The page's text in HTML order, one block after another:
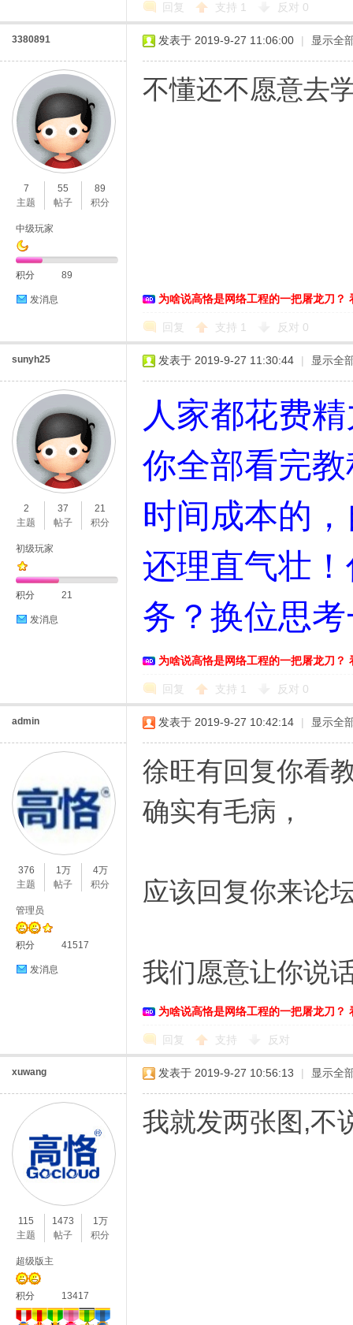
回复 支持 1 反对 0
3380891
7
主题
55
帖子
89
积分
中级玩家
积分 89
发消息
发表于 2019-9-27 11:06:00 | 显示全
不懂还不愿意去
为啥说高恪是网络工程的一把屠龙刀？
回复 支持 1 反对 0
sunyh25
2
主题
37
帖子
21
积分
初级玩家
积分 21
发消息
发表于 2019-9-27 11:30:44 | 显示全
人家都花费
你全部看完
时间成本的
还理直气壮
务？换位思
为啥说高恪是网络工程的一把屠龙刀？
回复 支持 1 反对 0
admin
376
主题
1万
帖子
4万
积分
管理员
积分 41517
发消息
发表于 2019-9-27 10:42:14 | 显示全
徐旺有回复你看
确实有毛病，
应该回复你来论
我们愿意让你说
为啥说高恪是网络工程的一把屠龙刀？
回复 支持 反对
xuwang
115
主题
1473
帖子
1万
积分
超级版主
积分 13417
发表于 2019-9-27 10:56:13 | 显示全
我就发两张图,不